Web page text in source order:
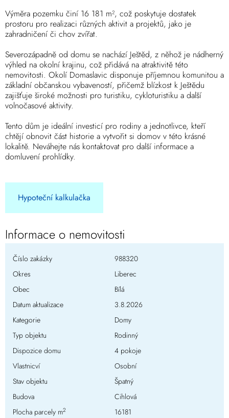
Výměra pozemku činí 16 181 m², což poskytuje dostatek
prostoru pro realizaci různých aktivit a projektů, jako je
zahradničení či chov zvířat.
Severozápadně od domu se nachází Ještěd, z něhož je nádherný
výhled na okolní krajinu, což přidává na atraktivitě této
nemovitosti. Okolí Domaslavic disponuje příjemnou komunitou a
základní občanskou vybaveností, přičemž blízkost k Ještědu
zajišťuje široké možnosti pro turistiku, cykloturistiku a další
volnočasové aktivity.
Tento dům je ideální investicí pro rodiny a jednotlivce, kteří
chtějí obnovit část historie a vytvořit si domov v této krásné
lokalitě. Neváhejte nás kontaktovat pro další informace a
domluvení prohlídky.
Hypoteční kalkulačka
Informace o nemovitosti
Číslo zakázky
988320
Okres
Liberec
Obec
Bílá
Datum aktualizace
3.8.2026
Kategorie
Domy
Typ objektu
Rodinný
Dispozice domu
4 pokoje
Vlastnicví
Osobní
Stav objektu
Špatný
Budova
Cihlová
Plocha parcely m2
16181